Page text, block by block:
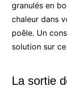
granulés en
chaleur dans
poêle. Un
solution sur
La sortie